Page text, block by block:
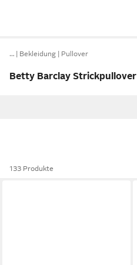
… Bekleidung Pullover
Betty Barclay Strickpullover
133 Produkte